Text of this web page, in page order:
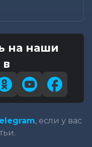
на наши
в
, если у вас